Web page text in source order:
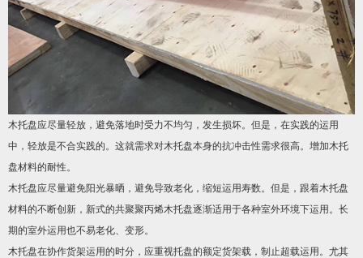
木托盘应尽量轻放，避免落地时受力不均匀，发生损坏。但是，在实践的运用
中，轻放是不合实践的。这就需求对木托盘本身的抗冲击性需求很高。增加木托
盘材料的耐性。
木托盘应尽量避免阳光暴晒，避免导致老化，缩短运用寿数。但是，跟着木托盘
材料的不断创新，新式的共聚聚丙烯木托盘逐渐适用于各种室外环境下运用。长
期的室外运用也不易老化、变形。
木托盘在协作货架运用的时分，应重视托盘的额定货架载，制止超载运用。尤其